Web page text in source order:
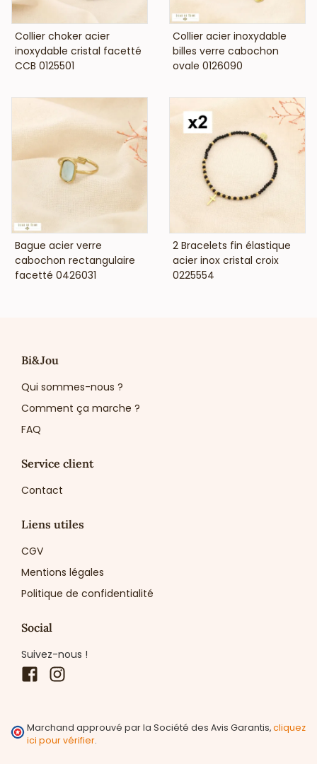
VOIR LE PRIX
Collier choker acier
inoxydable cristal facetté
CCB 0125501
VOIR LE PRIX
Collier acier inoxydable
billes verre cabochon
ovale 0126090
VOIR LE PRIX
Bague acier verre
cabochon rectangulaire
facetté 0426031
VOIR LE PRIX
2 Bracelets fin élastique
acier inox cristal croix
0225554
Bi&Jou
Qui sommes-nous ?
Comment ça marche ?
FAQ
Service client
Contact
Liens utiles
CGV
Mentions légales
Politique de confidentialité
Social
Suivez-nous !
Facebook
Marchand approuvé par la Société des Avis Garantis,cliquez
ici pour vérifier.